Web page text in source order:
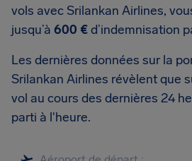
vols avec Srilankan Airlines,
jusqu’à 600 €d’indemnisation
Les dernières données sur la
Srilankan Airlines révèlent que
vol au cours des dernières 24
parti à l'heure.